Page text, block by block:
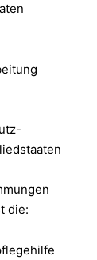
die: